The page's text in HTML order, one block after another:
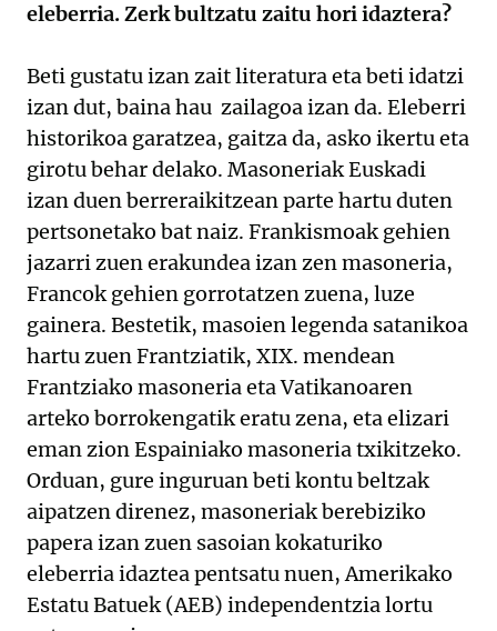
eleberria. Zerk bultzatu zaitu hori idaztera?
Beti gustatu izan zait literatura eta beti idatzi
izan dut, baina hau zailagoa izan da. Eleberri
historikoa garatzea, gaitza da, asko ikertu eta
girotu behar delako. Masoneriak Euskadi
izan duen berreraikitzean parte hartu duten
pertsonetako bat naiz. Frankismoak gehien
jazarri zuen erakundea izan zen masoneria,
Francok gehien gorrotatzen zuena, luze
gainera. Bestetik, masoien legenda satanikoa
hartu zuen Frantziatik, XIX. mendean
Frantziako masoneria eta Vatikanoaren
arteko borrokengatik eratu zena, eta elizari
eman zion Espainiako masoneria txikitzeko.
Orduan, gure inguruan beti kontu beltzak
aipatzen direnez, masoneriak berebiziko
papera izan zuen sasoian kokaturiko
eleberria idaztea pentsatu nuen, Amerikako
Estatu Batuek (AEB) independentzia lortu